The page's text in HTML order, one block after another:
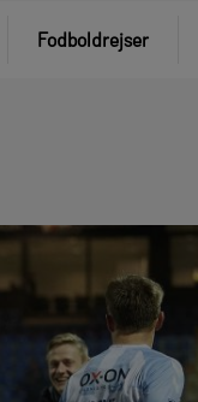
Fodboldrejser